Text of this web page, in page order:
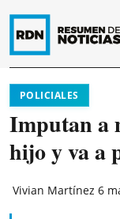
POLICIALES
Imputan a
hijo y va a
Vivian Martínez 6